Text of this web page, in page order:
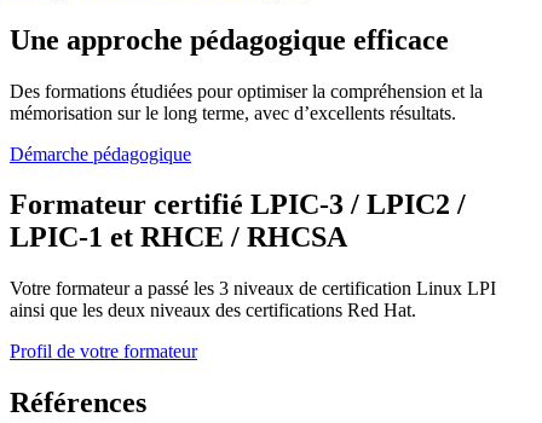
Une approche pédagogique efficace
Des formations étudiées pour optimiser la compréhension et la
mémorisation sur le long terme, avec d’excellents résultats.
Démarche pédagogique
Formateur certifié LPIC-3 / LPIC2 /
LPIC-1 et RHCE / RHCSA
Votre formateur a passé les 3 niveaux de certification Linux LPI
ainsi que les deux niveaux des certifications Red Hat.
Profil de votre formateur
Références